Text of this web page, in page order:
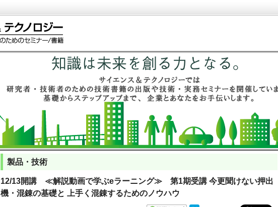
製品・技術
12/13開講 ≪解説動画で学ぶeラーニング≫ 第1期受講 今更聞けない押出
機・混錬の基礎と 上手く混錬するためのノウハウ